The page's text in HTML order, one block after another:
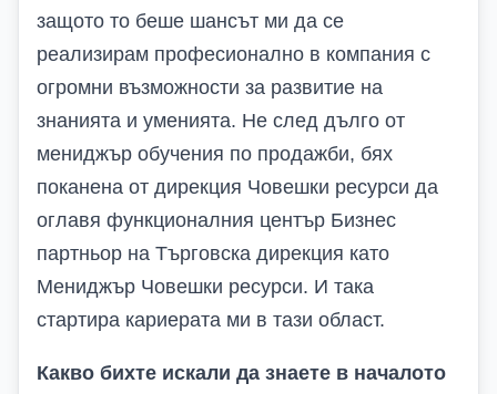
защото то беше шансът ми да се
реализирам професионално в компания с
огромни възможности за развитие на
знанията и уменията. Не след дълго от
мениджър обучения по продажби, бях
поканена от дирекция Човешки ресурси да
оглавя функционалния център Бизнес
партньор на Търговска дирекция като
Мениджър Човешки ресурси. И така
стартира кариерата ми в тази област.
Какво бихте искали да знаете в началото